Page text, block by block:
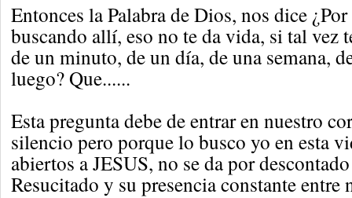
Entonces la Palabra de Dios, nos dice
buscando allí, eso no te da vida, si tal vez
de un minuto, de un día, de una semana,
luego? Que......
Esta pregunta debe de entrar en nuestro
silencio pero porque lo busco yo en esta
abiertos a JESUS, no se da por
Resucitado y su presencia constante entre